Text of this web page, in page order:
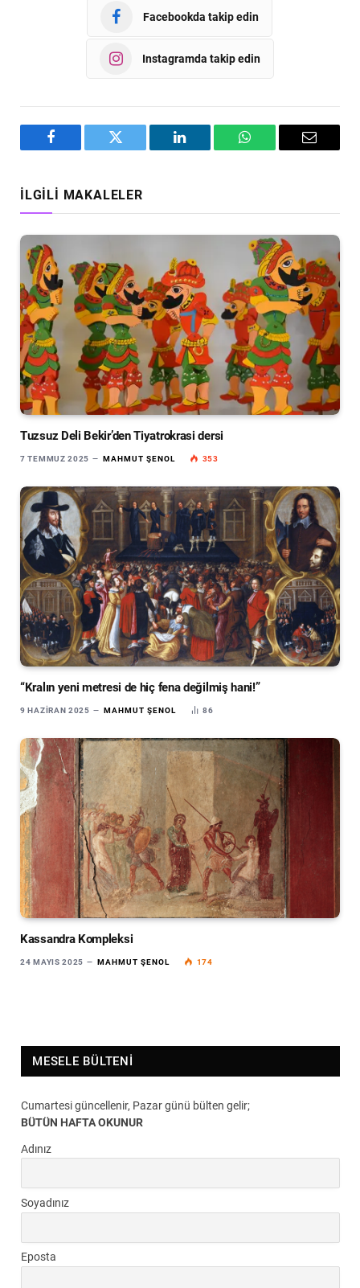
Facebookda takip edin
Instagramda takip edin
Facebook Twitter LinkedIn WhatsAppEmail
İLGILI MAKALELER
Tuzsuz Deli Bekir’den Tiyatrokrasi dersi
7 TEMMUZ 2025 MAHMUT ŞENOL 353
“Kralın yeni metresi de hiç fena değilmiş hani!”
9 HAZIRAN 2025 MAHMUT ŞENOL 86
Kassandra Kompleksi
24 MAYIS 2025 MAHMUT ŞENOL 174
MESELE BÜLTENI
Cumartesi güncellenir, Pazar günü bülten gelir;
BÜTÜN HAFTA OKUNUR
Adınız
Soyadınız
Eposta